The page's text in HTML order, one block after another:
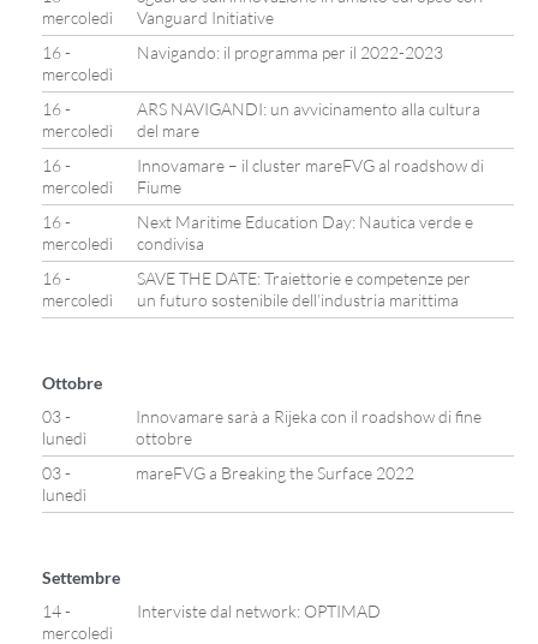
mercoledì
Vanguard Initiative
16 -
mercoledì
Navigando: il programma per il 2022-2023
16 -
mercoledì
ARS NAVIGANDI: un avvicinamento alla cultura
del mare
16 -
mercoledì
Innovamare – il cluster mareFVG al roadshow di
Fiume
16 -
mercoledì
Next Maritime Education Day: Nautica verde e
condivisa
16 -
mercoledì
SAVE THE DATE: Traiettorie e competenze per
un futuro sostenibile dell’industria marittima
Ottobre
03 -
lunedì
Innovamare sarà a Rijeka con il roadshow di fine
ottobre
03 -
lunedì
mareFVG a Breaking the Surface 2022
Settembre
14 -
mercoledì
Interviste dal network: OPTIMAD